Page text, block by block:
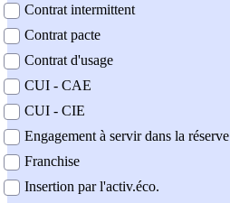
Contrat intermittent
Contrat pacte
Contrat d'usage
CUI - CAE
CUI - CIE
Engagement à servir dans la réserve
Franchise
Insertion par l'activ.éco.